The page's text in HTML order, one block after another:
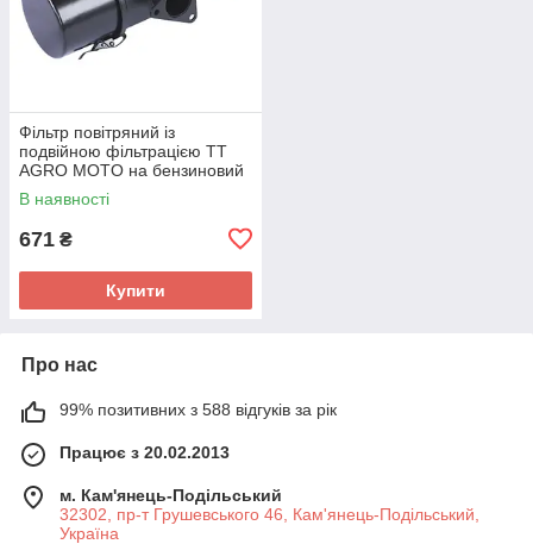
Фільтр повітряний із
подвійною фільтрацією TT
AGRO MOTO на бензиновий
двигун 178F, висока нижня
склянка, висота загальна —
В наявності
671 ₴
Купити
Про нас
99% позитивних з 588 відгуків за рік
Працює з 20.02.2013
м. Кам'янець-Подільський
32302, пр-т Грушевського 46, Кам'янець-Подільський,
Україна